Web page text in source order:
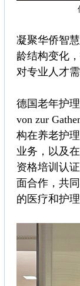
凝聚华侨智
龄结构变化
对专业人才
德国老年护
von zur
构在养老护
业务，以及
资格培训认
面合作，共
的医疗和护